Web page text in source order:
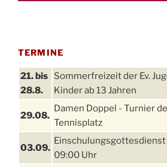
TERMINE
21. bis
28.8.
Sommerfreizeit der Ev.
Kinder ab 13 Jahren
29.08.
Damen Doppel - Turnier
Tennisplatz
03.09.
09:00 Uhr